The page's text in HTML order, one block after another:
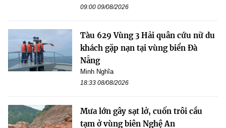
09:00 09/08/2026
Tàu 629 Vùng 3 Hải quân cứu nữ du
khách gặp nạn tại vùng biển Đà
Nẵng
Minh Nghĩa
18:33 08/08/2026
Mưa lớn gây sạt lở, cuốn trôi cầu
tạm ở vùng biên Nghệ An